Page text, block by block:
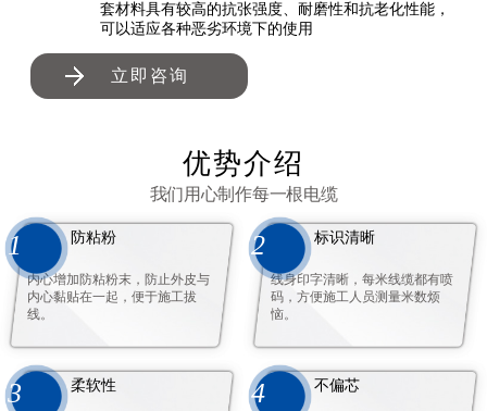
套材料具有较高的抗张强度、耐磨性和抗老化性能，
可以适应各种恶劣环境下的使用
立即咨询
优势介绍
我们用心制作每一根电缆
1 防粘粉
内心增加防粘粉末，防止外皮与
内心黏贴在一起，便于施工拔
线。
2 标识清晰
线身印字清晰，每米线缆都有喷
码，方便施工人员测量米数烦
恼。
3 柔软性 4 不偏芯